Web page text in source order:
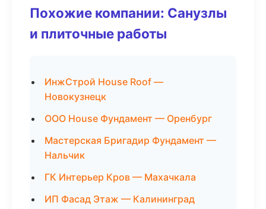
Похожие компании: Санузлы
и плиточные работы
ИнжСтрой House Roof —
Новокузнецк
ООО House Фундамент — Оренбург
Мастерская Бригадир Фундамент —
Нальчик
ГК Интерьер Кров — Махачкала
ИП Фасад Этаж — Калининград